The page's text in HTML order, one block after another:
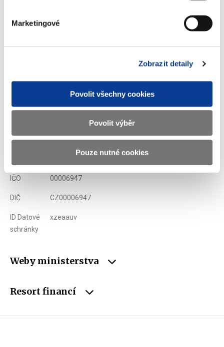
Marketingové
Zobrazit detaily
Povolit všechny cookies
Povolit výběr
Pouze nutné cookies
Zobrazeno13 × Doporučeno39 ×
Ministerstvo financí ČR
Letenská 15, 118 10 Praha
Telefon +420 257 041 111
IČO 00006947
DIČ CZ00006947
ID Datové
schránky
xzeaauv
Weby ministerstva
Resort financí